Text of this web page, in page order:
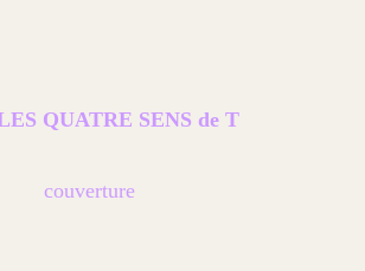
QUATRE SENS de T
couverture